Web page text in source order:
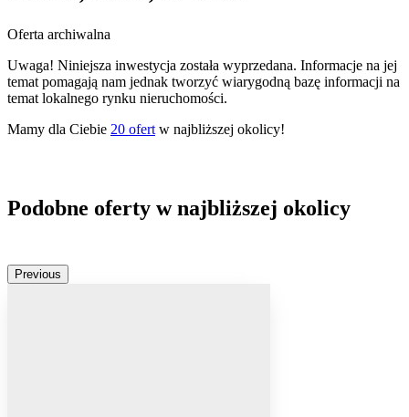
Oferta archiwalna
Uwaga! Niniejsza inwestycja została wyprzedana. Informacje na jej
temat pomagają nam jednak tworzyć wiarygodną bazę informacji na
temat lokalnego rynku nieruchomości.
Mamy dla Ciebie 20 ofert w najbliższej okolicy!
Podobne oferty w najbliższej okolicy
Previous